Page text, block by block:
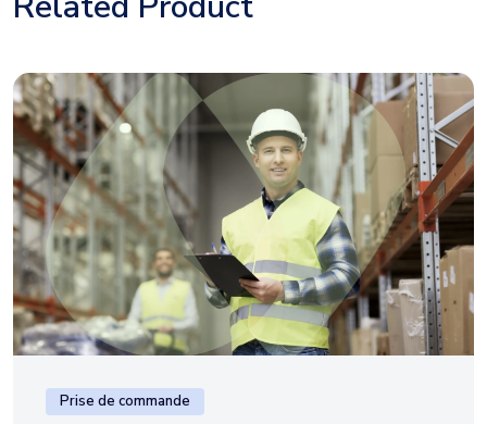
Prise de commande